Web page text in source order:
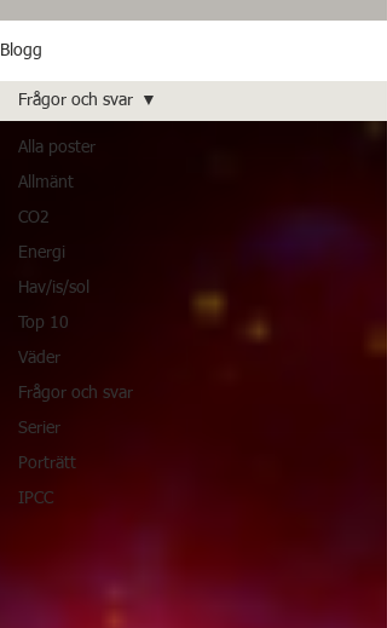
Blogg
Alla poster
Allmänt
CO2
Energi
Hav/is/sol
Top 10
Väder
Frågor och svar
Serier
Porträtt
IPCC
Frågor och svar